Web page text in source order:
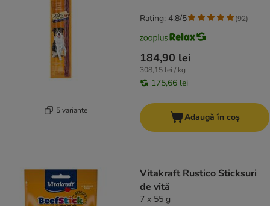
5 variante
184,90 lei
308,15 lei / kg
175,66 lei
Rating: 4.8/5 (92)
Adaugă în coș
Vitakraft Rustico Sticksuri
de vită
7 x 55 g